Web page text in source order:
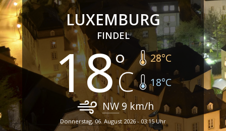
LUXEMBURG
FINDEL
18 28°C
18°C
NW9 km/h
Donnerstag, 06. August 2026 - 03:15 Uhr